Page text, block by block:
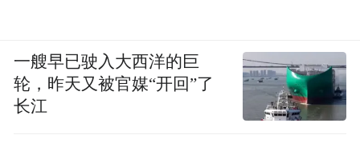
一艘早已驶入大西洋的巨
轮，昨天又被官媒“开回”了
长江